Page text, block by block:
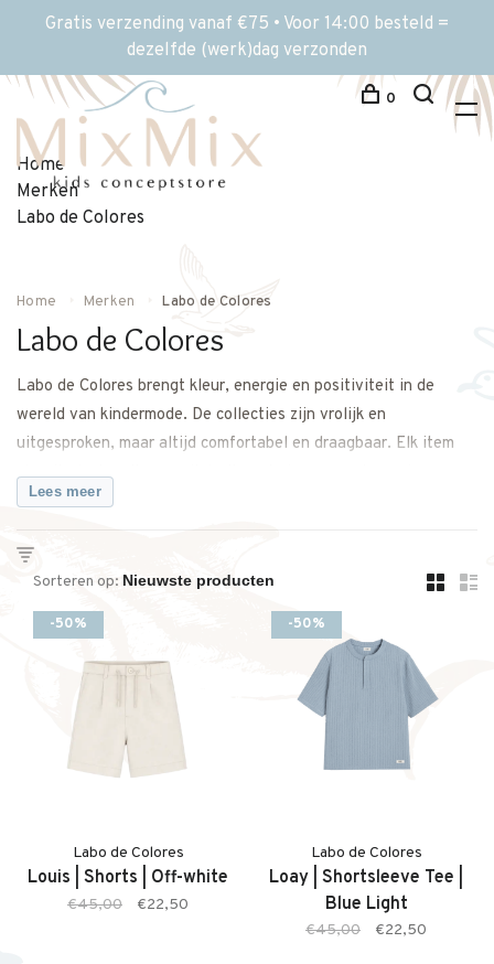
Gratis verzending vanaf €75 • Voor 14:00 besteld =
dezelfde (werk)dag verzonden
0
Home
Merken
Labo de Colores
Home Merken Labo de Colores
Labo de Colores
Labo de Colores brengt kleur, energie en positiviteit in de
wereld van kindermode. De collecties zijn vrolijk en
uitgesproken, maar altijd comfortabel en draagbaar. Elk item
straalt plezier uit en nodigt uit om te bewegen, te spelen en
jezelf te zijn.
niet bang zijn om op te vallen en voor ouders die kleur zien als
iets dat het dagelijks leven nét wat lichter maakt. Een merk dat
staat voor optimisme, creativiteit en een speelse kijk op stijl.
Lees meer
Sorteren op:
-50%
Labo de Colores
Louis | Shorts | Off-white
€45,00 €22,50
-50%
Labo de Colores
Loay | Shortsleeve Tee |
Blue Light
€45,00 €22,50